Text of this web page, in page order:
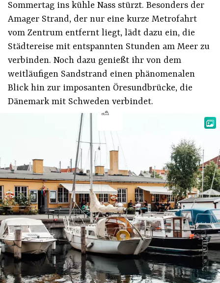
Sommertag ins kühle Nass stürzt. Besonders der
Amager Strand, der nur eine kurze Metrofahrt
vom Zentrum entfernt liegt, lädt dazu ein, die
Städtereise mit entspannten Stunden am Meer zu
verbinden. Noch dazu genießt ihr von dem
weitläufigen Sandstrand einen phänomenalen
Blick hin zur imposanten Öresundbrücke, die
Dänemark mit Schweden verbindet.